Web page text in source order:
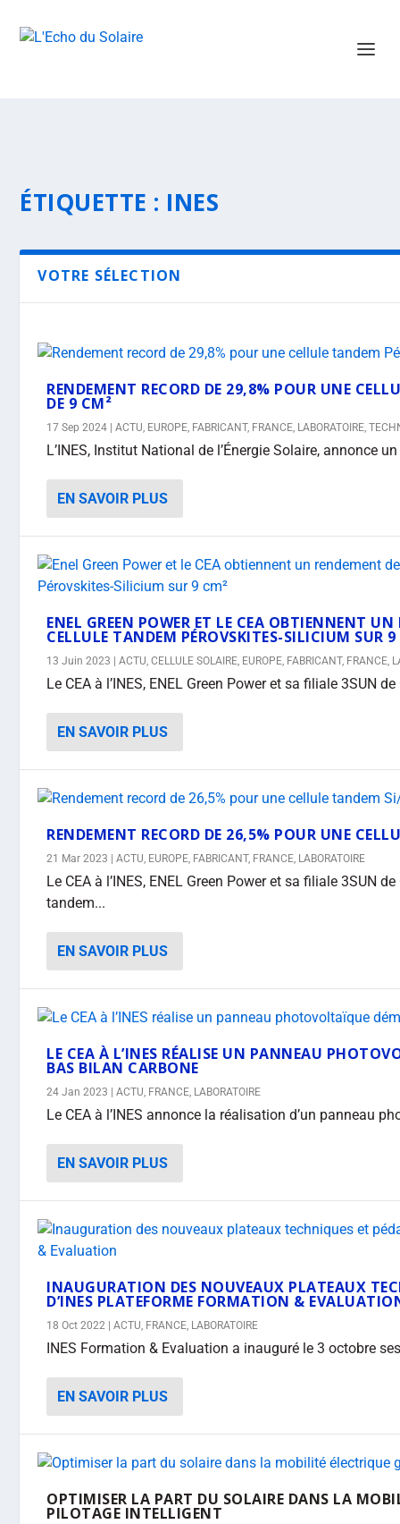
ÉTIQUETTE : INES
VOTRE SÉLECTION
RENDEMENT RECORD DE 29,8% POUR UNE
DE 9 CM²
17 Sep 2024 |ACTU, EUROPE, FABRICANT, FRANCE, LABORATOIRE,
L’INES, Institut National de l’Énergie Solaire, annonce
EN SAVOIR PLUS
ENEL GREEN POWER ET LE CEA OBTIENNENT
CELLULE TANDEM PÉROVSKITES-SILICIUM SUR
13 Juin 2023 |ACTU,CELLULE SOLAIRE, EUROPE, FABRICANT, FRANCE,
Le CEA à l’INES, ENEL Green Power et sa filiale 3SUN
EN SAVOIR PLUS
RENDEMENT RECORD DE 26,5% POUR UNE
21 Mar 2023 |ACTU, EUROPE, FABRICANT, FRANCE, LABORATOIRE
Le CEA à l’INES, ENEL Green Power et sa filiale 3SUN
tandem...
EN SAVOIR PLUS
LE CEA À L’INES RÉALISE UN PANNEAU
BAS BILAN CARBONE
24 Jan 2023 |ACTU, FRANCE, LABORATOIRE
Le CEA à l’INES annonce la réalisation d’un panneau
EN SAVOIR PLUS
INAUGURATION DES NOUVEAUX PLATEAUX
D’INES PLATEFORME FORMATION &
18 Oct 2022 |ACTU, FRANCE, LABORATOIRE
INES Formation & Evaluation a inauguré le 3 octobre
EN SAVOIR PLUS
OPTIMISER LA PART DU SOLAIRE DANS LA
PILOTAGE INTELLIGENT